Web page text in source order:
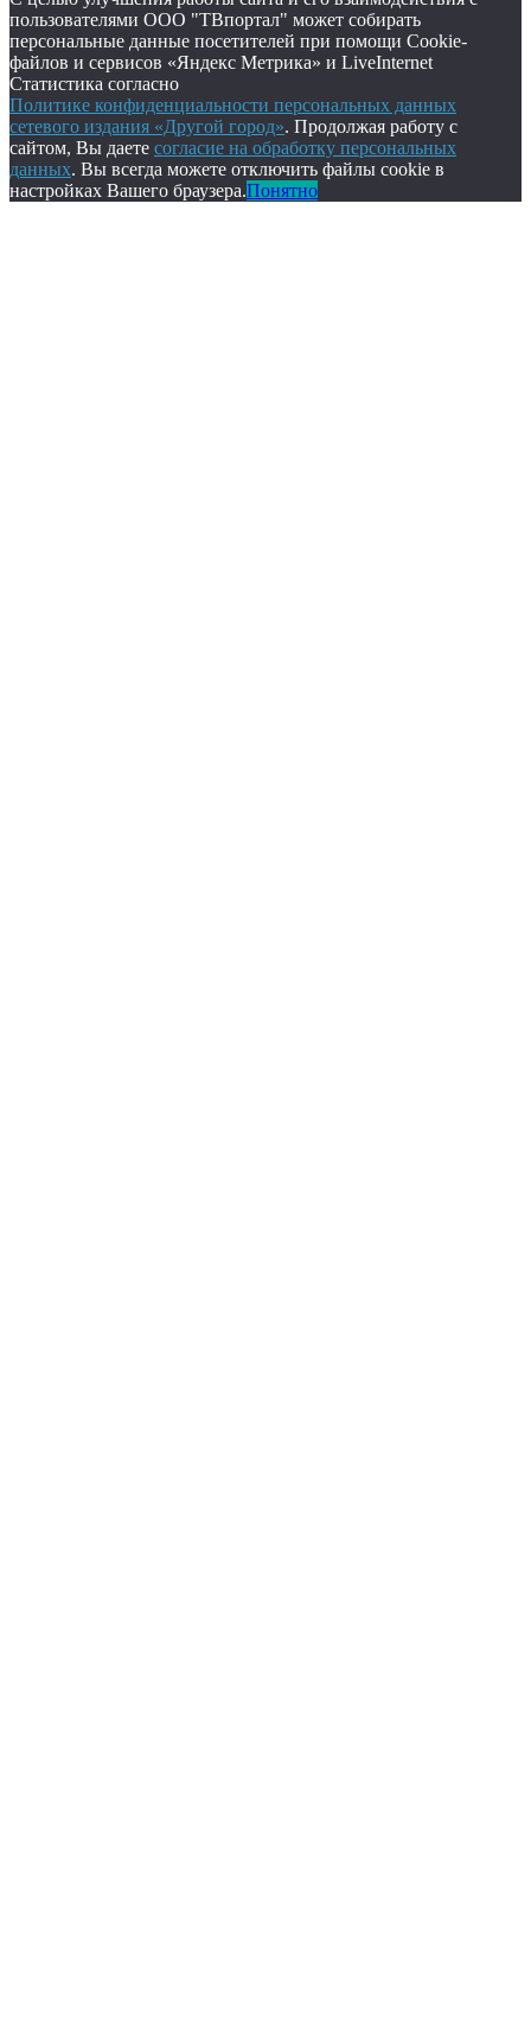
пользователями ООО "ТВпортал" может собирать
персональные данные посетителей при помощи Cookie-
файлов и сервисов «Яндекс Метрика» и LiveInternet
Статистика согласно
Политике конфиденциальности персональных данных
сетевого издания «Другой город». Продолжая работу с
сайтом, Вы даете согласие на обработку персональных
данных. Вы всегда можете отключить файлы cookie в
настройках Вашего браузера.Понятно